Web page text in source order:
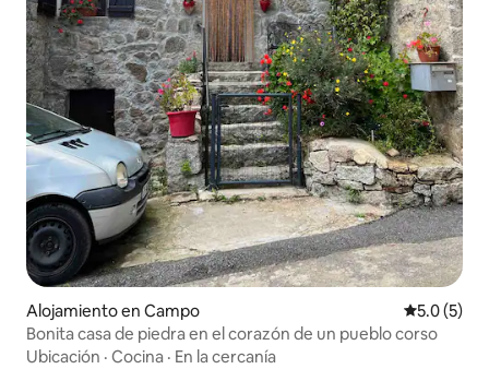
Alojamiento en Campo
5.0 (5)
Bonita casa de piedra en el corazón de un pueblo corso
Ubicación · Cocina · En la cercanía